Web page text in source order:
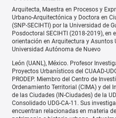
Arquitecta, Maestra en Procesos y
Urbano-Arquitectónica y Doctora en
(SNP-SECIHTI) por la Universidad de
Posdoctoral SECIHTI (2018-2019), en
orientación en Arquitectura y Asuntos
Universidad Autónoma de Nuevo
León (UANL), México. Profesor
Proyectos Urbanísticos del CUAAD-
PRODEP. Miembro del Centro de
Ordenamiento Territorial (CIMA) y del
de las Ciudades (IN-Ciudades) de la
Consolidado UDG-CA-11. Sus
encuentran relacionadas en materia